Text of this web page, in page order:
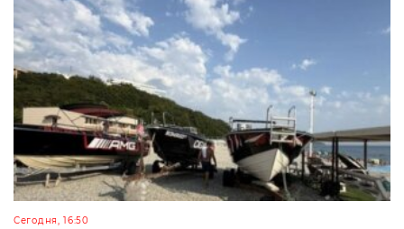
Сегодня, 16:50